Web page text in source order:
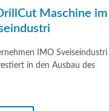
Maschine
IMO
in den Ausbau des